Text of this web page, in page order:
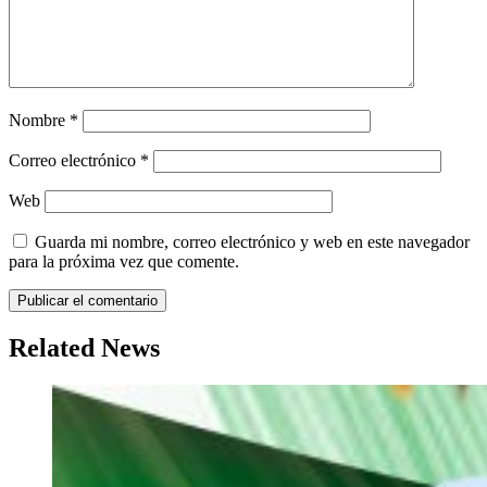
Nombre *
Correo electrónico *
Web
Guarda mi nombre, correo electrónico y web en este navegador
para la próxima vez que comente.
Related News